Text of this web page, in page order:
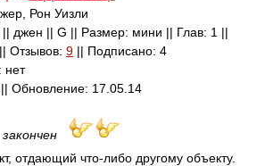
Рон Уизли
джен || G || Размер: мини || Глав: 1 ||
Отзывов: 9 || Подписано: 4
нет
Обновление: 17.05.14
закончен
отдающий что-либо другому объекту.